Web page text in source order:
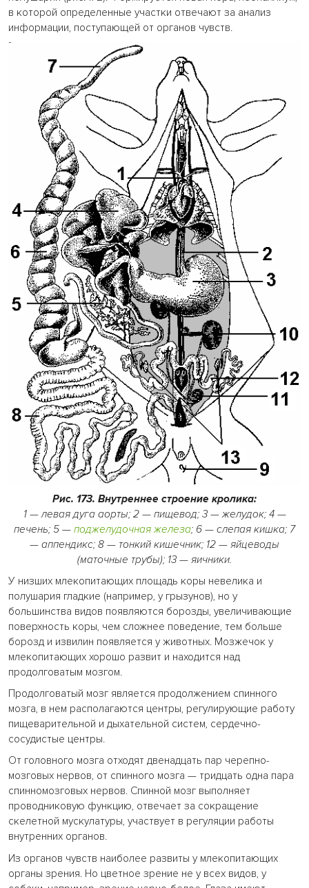
в которой определенные участки отвечают за анализ
информации, поступающей от органов чувств.
Рис. 173. Внутреннее строение кролика:
1 — левая дуга аорты; 2 — пищевод; 3 — желудок; 4 —
печень; 5 — поджелудочная железа; 6 — слепая кишка; 7
— аппендикс; 8 — тонкий кишечник; 12 — яйцеводы
(маточные трубы); 13 — яичники.
У низших млекопитающих площадь коры невелика и
полушария гладкие (например, у грызунов), но у
большинства видов появляются борозды, увеличивающие
поверхность коры, чем сложнее поведение, тем больше
борозд и извилин появляется у животных. Мозжечок у
млекопитающих хорошо развит и находится над
продолговатым мозгом.
Продолговатый мозг является продолжением спинного
мозга, в нем располагаются центры, регулирующие работу
пищеварительной и дыхательной систем, сердечно-
сосудистые центры.
От головного мозга отходят двенадцать пар черепно-
мозговых нервов, от спинного мозга — тридцать одна пара
спинномозговых нервов. Спинной мозг выполняет
проводниковую функцию, отвечает за сокращение
скелетной мускулатуры, участвует в регуляции работы
внутренних органов.
Из органов чувств наиболее развиты у млекопитающих
органы зрения. Но цветное зрение не у всех видов, у